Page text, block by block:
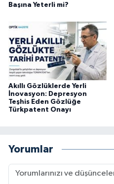
Başına Yeterli mi?
Akıllı Gözlüklerde Yerli
İnovasyon: Depresyon
Teşhis Eden Gözlüğe
Türkpatent Onayı
Yorumlar